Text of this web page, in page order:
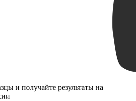
и получайте результаты на